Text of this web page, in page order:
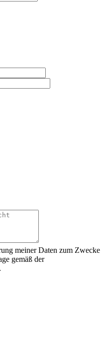
meiner Daten zum Zwecke
gemäß der